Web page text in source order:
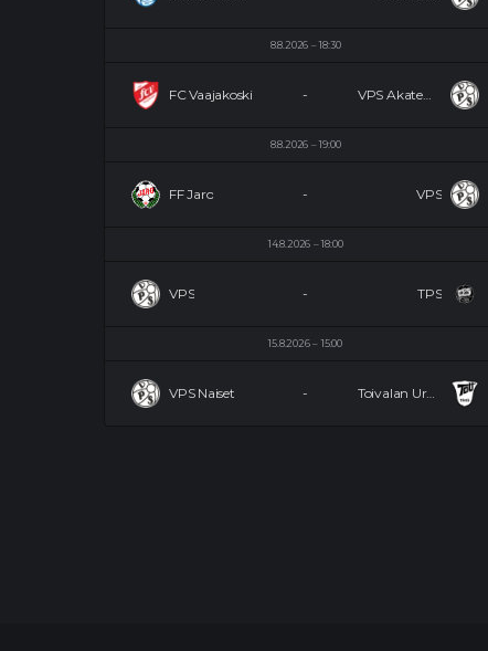
8.8.2026 18:30
FC Vaajakoski VPS Akatemia
-
8.8.2026 19:00
FF Jaro VPS
-
14.8.2026 18:00
VPS TPS
-
15.8.2026 15:00
VPS Naiset Toivalan Urheilijat Naiset
-